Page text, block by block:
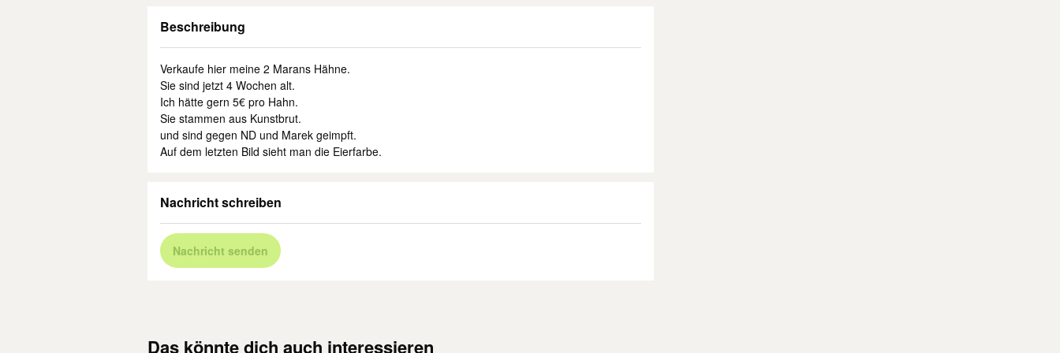
Beschreibung
Verkaufe hier meine 2 Marans Hähne.
Sie sind jetzt 4 Wochen alt.
Ich hätte gern 5€ pro Hahn.
Sie stammen aus Kunstbrut.
und sind gegen ND und Marek geimpft.
Auf dem letzten Bild sieht man die Eierfarbe.
Nachricht schreiben
Nachricht senden
Das könnte dich auch interessieren